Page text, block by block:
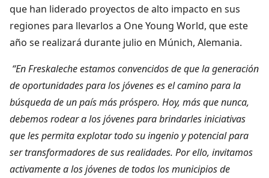
que han liderado proyectos de alto impacto en sus
regiones para llevarlos a One Young World, que este
año se realizará durante julio en Múnich, Alemania.
“En Freskaleche estamos convencidos de que la generación
de oportunidades para los jóvenes es el camino para la
búsqueda de un país más próspero. Hoy, más que nunca,
debemos rodear a los jóvenes para brindarles iniciativas
que les permita explotar todo su ingenio y potencial para
ser transformadores de sus realidades. Por ello, invitamos
activamente a los jóvenes de todos los municipios de